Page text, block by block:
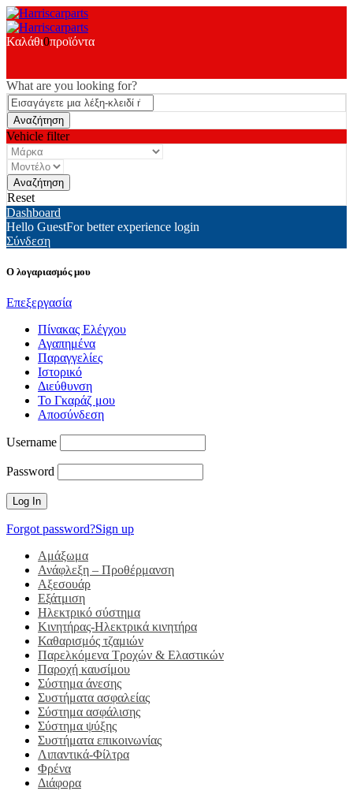
Καλάθι0προϊόντα
What are you looking for?
Vehicle filter
Reset
Dashboard
Hello GuestFor better experience login
Σύνδεση
Ο λογαριασμός μου
Επεξεργασία
Πίνακας Ελέγχου
Αγαπημένα
Παραγγελίες
Ιστορικό
Διεύθυνση
Το Γκαράζ μου
Αποσύνδεση
Username
Password
Forgot password?Sign up
Αμάξωμα
Ανάφλεξη – Προθέρμανση
Αξεσουάρ
Εξάτμιση
Ηλεκτρικό σύστημα
Κινητήρας-Ηλεκτρικά κινητήρα
Καθαρισμός τζαμιών
Παρελκόμενα Τροχών & Ελαστικών
Παροχή καυσίμου
Σύστημα άνεσης
Συστήματα ασφαλείας
Σύστημα ασφάλισης
Σύστημα ψύξης
Συστήματα επικοινωνίας
Λιπαντικά-Φίλτρα
Φρένα
Διάφορα